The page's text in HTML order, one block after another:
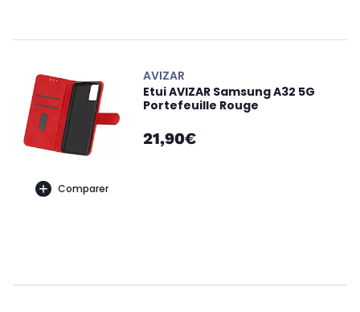
Comparer
AVIZAR
Etui AVIZAR Samsung A32 5G
Portefeuille Rouge
21,90€